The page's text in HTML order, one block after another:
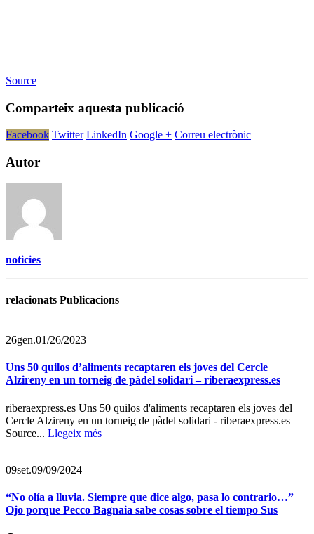
Source
Comparteix aquesta publicació
Facebook Twitter LinkedIn Google + Correu electrònic
Autor
noticies
relacionats Publicacions
26gen.01/26/2023
Uns 50 quilos d’aliments recaptaren els joves del Cercle
Alzireny en un torneig de pàdel solidari – riberaexpress.es
riberaexpress.es Uns 50 quilos d'aliments recaptaren els joves del
Cercle Alzireny en un torneig de pàdel solidari - riberaexpress.es
Source... Llegeix més
09set.09/09/2024
“No olía a lluvia. Siempre que dice algo, pasa lo contrario…”
Ojo porque Pecco Bagnaia sabe cosas sobre el tiempo Sus